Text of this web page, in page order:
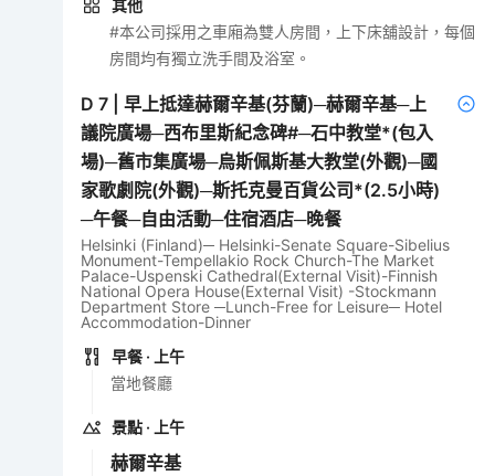
其他
#本公司採用之車廂為雙人房間，上下床舖設計，每個
房間均有獨立洗手間及浴室。
D7 |早上抵達赫爾辛基(芬蘭)─赫爾辛基─上
議院廣場─西布里斯紀念碑#─石中教堂*(包入
場)─舊市集廣場─烏斯佩斯基大教堂(外觀)─國
家歌劇院(外觀)─斯托克曼百貨公司*(2.5小時)
─午餐─自由活動─住宿酒店─晚餐
Helsinki (Finland)─ Helsinki-Senate Square-Sibelius
Monument-Tempellakio Rock Church-The Market
Palace-Uspenski Cathedral(External Visit)-Finnish
National Opera House(External Visit) -Stockmann
Department Store ─Lunch-Free for Leisure─ Hotel
Accommodation-Dinner
早餐 · 上午
當地餐廳
景點 · 上午
赫爾辛基